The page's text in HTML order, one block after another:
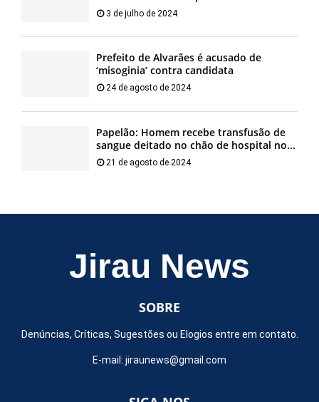
3 de julho de 2024
Prefeito de Alvarães é acusado de
‘misoginia’ contra candidata
24 de agosto de 2024
Papelão: Homem recebe transfusão de
sangue deitado no chão de hospital no...
21 de agosto de 2024
Jirau News
SOBRE
Denúncias, Críticas, Sugestões ou Elogios entre em contato.
E-mail: jiraunews@gmail.com